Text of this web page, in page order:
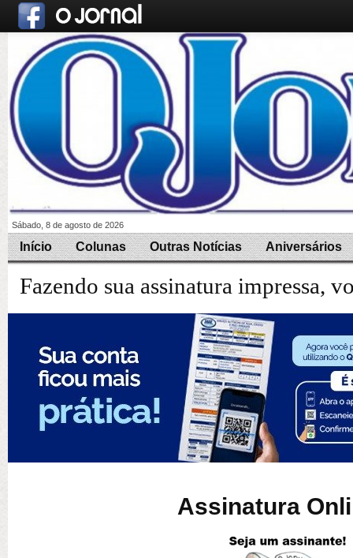
Sábado, 8 de agosto de 2026
Início Colunas Outras Notícias Aniversários
Fazendo sua assinatura impressa,
Assinatura